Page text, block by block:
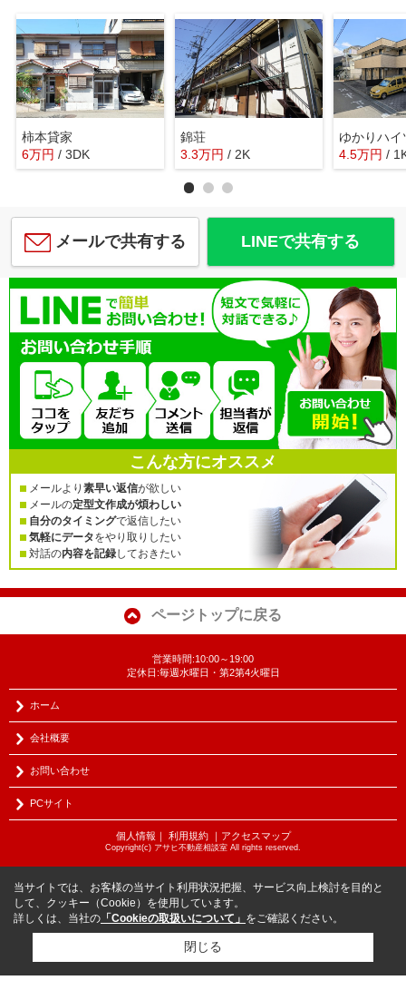
柿本貸家
6万円 / 3DK
錦荘
3.3万円 / 2K
ゆかりハイ
4.5万円 /
メールで共有する LINEで共有する
こんな方にオススメ
メールより 素早い返信が欲しい
メールの定型文作成が煩わしい
自分のタイミングで返信したい
気軽にデータをやり取りしたい
対話の内容を記録しておきたい
ページトップに戻る
営業時間:10:00～19:00
定休日:毎週水曜日・第2第4火曜日
ホーム
会社概要
お問い合わせ
PCサイト
個人情報 ｜ 利用規約｜ アクセスマップ
Copyright(c) アサヒ不動産相談室 All rights reserved.
当サイトでは、お客様の当サイト利用状況把握、サービス向上検討を目的と
して、クッキー（Cookie）を使用しています。
詳しくは、当社の 「Cookieの取扱いについて」 をご確認ください。
閉じる